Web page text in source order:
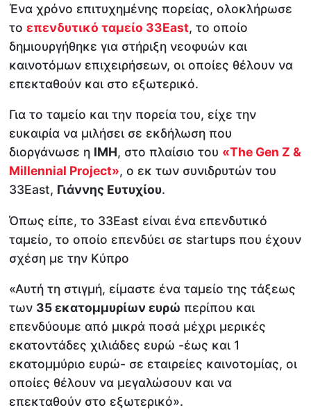
Ένα χρόνο επιτυχημένης πορείας, ολοκλήρωσε
τοεπενδυτικό ταμείο 33East, το οποίο
δημιουργήθηκε για στήριξη νεοφυών και
καινοτόμων επιχειρήσεων, οι οποίες θέλουν να
επεκταθούν και στο εξωτερικό.
Για το ταμείο και την πορεία του, είχε την
ευκαιρία να μιλήσει σε εκδήλωση που
διοργάνωσε η ΙΜΗ, στο πλαίσιο του «The Gen Z &
Millennial Project», ο εκ των συνιδρυτών του
33East, Γιάννης Ευτυχίου.
Όπως είπε, το 33East είναι ένα επενδυτικό
ταμείο, το οποίο επενδύει σε startups που έχουν
σχέση με την Κύπρο
«Αυτή τη στιγμή, είμαστε ένα ταμείο της τάξεως
των 35 εκατομμυρίων ευρώ περίπου και
επενδύουμε από μικρά ποσά μέχρι μερικές
εκατοντάδες χιλιάδες ευρώ -έως και 1
εκατομμύριο ευρώ- σε εταιρείες καινοτομίας, οι
οποίες θέλουν να μεγαλώσουν και να
επεκταθούν στο εξωτερικό».